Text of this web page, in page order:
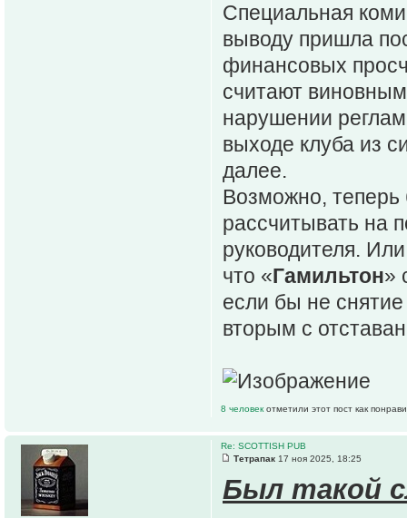
Специальная
выводу пришла
финансовых
считают
нарушении
выходе клуба из
далее.
Возможно, теперь
рассчитывать на
руководителя.
что «Гамильтон»
если бы не
вторым с
8 человекотметили этот пост как
Re: SCOTTISH PUB
Тетрапак 17 ноя 2025, 18:25
Был такой